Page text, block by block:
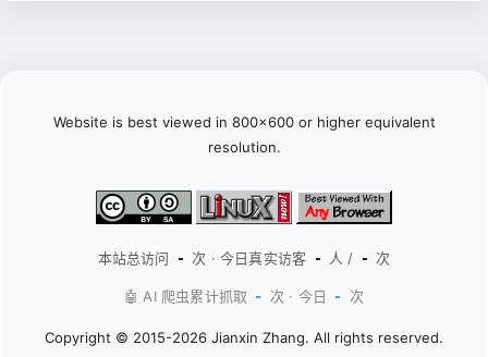
Website is best viewed in 800x600 or higher equivalent
resolution.
本站总访问 - 次 · 今日真实访客 - 人 / - 次
🤖 AI 爬虫累计抓取 - 次 · 今日 - 次
Copyright © 2015-2026 Jianxin Zhang. All rights reserved.